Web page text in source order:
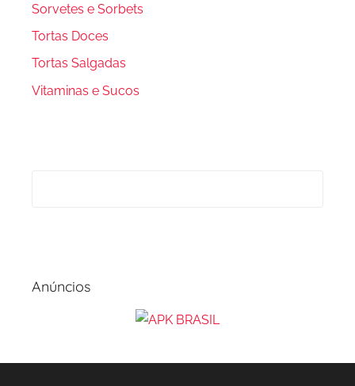
Sorvetes e Sorbets
Tortas Doces
Tortas Salgadas
Vitaminas e Sucos
Anúncios